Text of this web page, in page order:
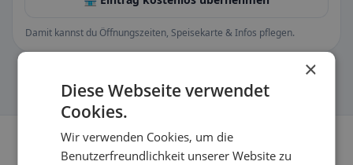
Damit kannst du Öffnungszeiten, Speisekarte & Infos pflegen.
×
Diese Webseite verwendet
Cookies.
Wir verwenden Cookies, um die
Benutzerfreundlichkeit unserer Website zu